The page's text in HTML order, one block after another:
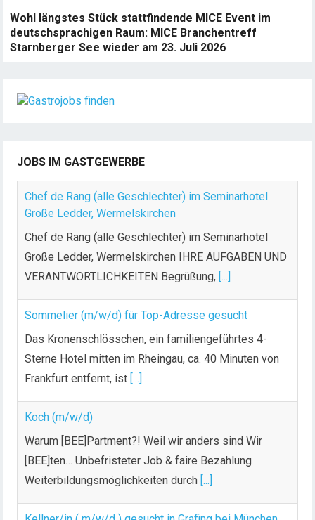
Wohl längstes Stück stattfindende MICE Event im
deutschsprachigen Raum: MICE Branchentreff
Starnberger See wieder am 23. Juli 2026
JOBS IM GASTGEWERBE
Chef de Rang (alle Geschlechter) im Seminarhotel
Große Ledder, Wermelskirchen
Chef de Rang (alle Geschlechter) im Seminarhotel
Große Ledder, Wermelskirchen IHRE AUFGABEN UND
VERANTWORTLICHKEITEN Begrüßung, [...]
Sommelier (m/w/d) für Top-Adresse gesucht
Das Kronenschlösschen, ein familiengeführtes 4-
Sterne Hotel mitten im Rheingau, ca. 40 Minuten von
Frankfurt entfernt, ist [...]
Koch (m/w/d)
Warum [BEE]Partment?! Weil wir anders sind Wir
[BEE]ten… Unbefristeter Job & faire Bezahlung
Weiterbildungsmöglichkeiten durch [...]